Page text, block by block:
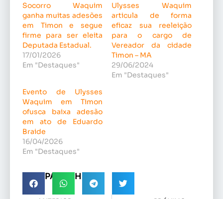
Socorro Waquim
ganha muitas adesões
em Timon e segue
firme para ser eleita
Deputada Estadual.
17/01/2026
Em "Destaques"
Ulysses Waquim
articula de forma
eficaz sua reeleição
para o cargo de
Vereador da cidade
Timon – MA
29/06/2024
Em "Destaques"
Evento de Ulysses
Waquim em Timon
ofusca baixa adesão
em ato de Eduardo
Braide
16/04/2026
Em "Destaques"
COMPARTILHE!